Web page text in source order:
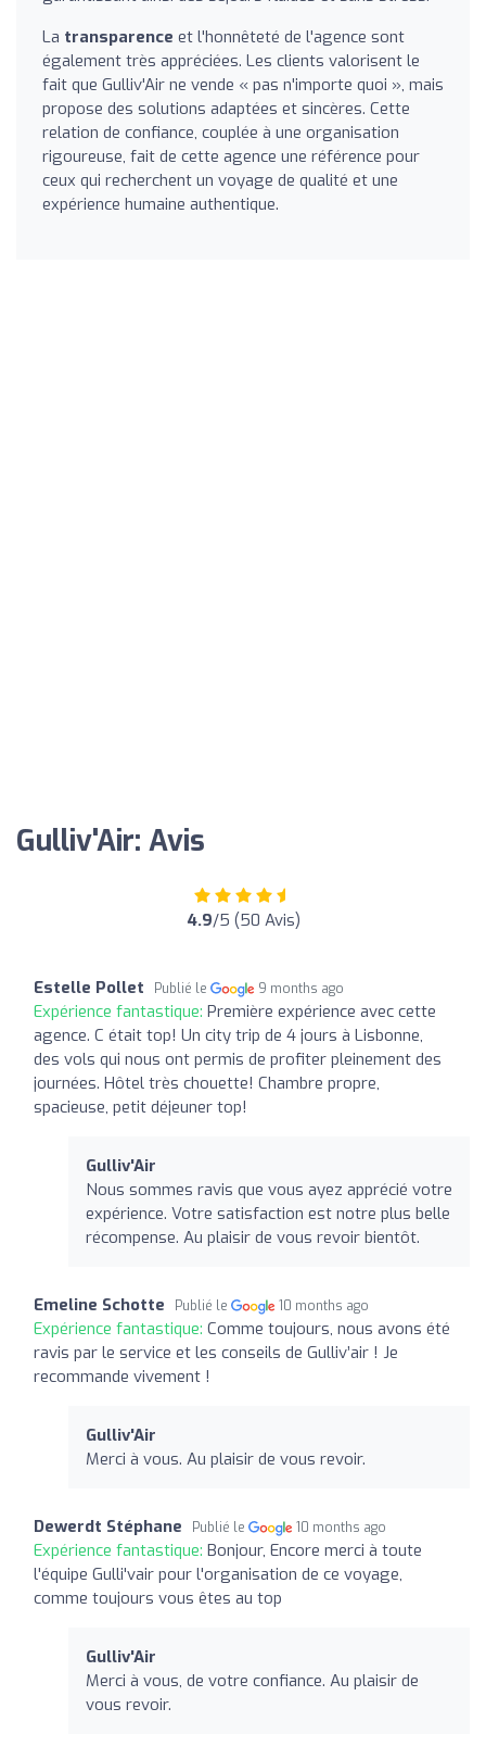
La transparence et l'honnêteté de l'agence sont
également très appréciées. Les clients valorisent le
fait que Gulliv'Air ne vende « pas n'importe quoi », mais
propose des solutions adaptées et sincères. Cette
relation de confiance, couplée à une organisation
rigoureuse, fait de cette agence une référence pour
ceux qui recherchent un voyage de qualité et une
expérience humaine authentique.
Gulliv'Air: Avis
4.9/5 (50 Avis)
Estelle Pollet Publié le 9 months ago
Expérience fantastique: Première expérience avec cette
agence. C était top! Un city trip de 4 jours à Lisbonne,
des vols qui nous ont permis de profiter pleinement des
journées. Hôtel très chouette! Chambre propre,
spacieuse, petit déjeuner top!
Gulliv'Air
Nous sommes ravis que vous ayez apprécié votre
expérience. Votre satisfaction est notre plus belle
récompense. Au plaisir de vous revoir bientôt.
Emeline Schotte Publié le 10 months ago
Expérience fantastique: Comme toujours, nous avons été
ravis par le service et les conseils de Gulliv’air ! Je
recommande vivement !
Gulliv'Air
Merci à vous. Au plaisir de vous revoir.
Dewerdt Stéphane Publié le 10 months ago
Expérience fantastique: Bonjour, Encore merci à toute
l'équipe Gulli'vair pour l'organisation de ce voyage,
comme toujours vous êtes au top
Gulliv'Air
Merci à vous, de votre confiance. Au plaisir de
vous revoir.